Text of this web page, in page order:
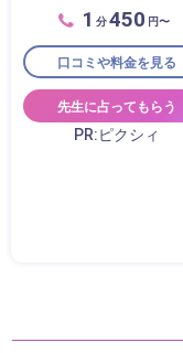
1 分450 円〜
口コミや料金を見る
先生に占ってもらう
PR:ピクシィ